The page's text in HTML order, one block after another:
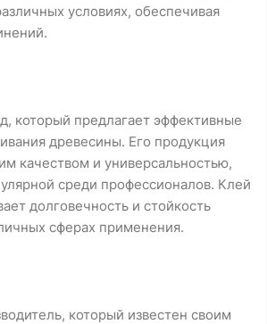
условиях, обеспечивая
который предлагает эффективные
древесины. Его продукция
качеством и универсальностью,
среди профессионалов. Клей
долговечность и стойкость
сферах применения.
который известен своим